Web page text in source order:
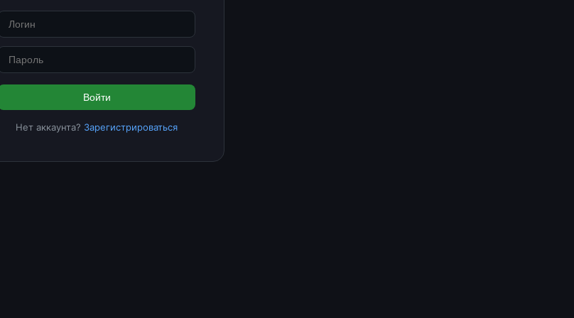
Войти
Нет аккаунта? Зарегистрироваться